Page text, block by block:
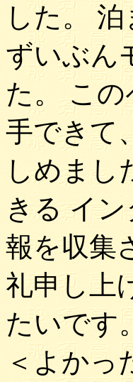
した。
ずいぶん
た。 こ
手できて
しめまし
きる イ
報を収集
礼申し上
たいです
＜よかっ